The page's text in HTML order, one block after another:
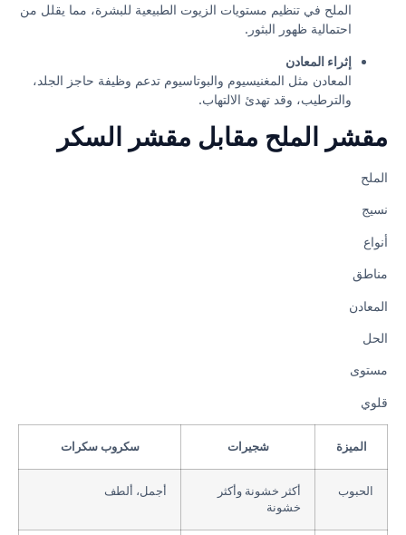
الملح في تنظيم مستويات الزيوت الطبيعية للبشرة، مما يقلل من
احتمالية ظهور البثور.
إثراء المعادن
المعادن مثل المغنيسيوم والبوتاسيوم تدعم وظيفة حاجز الجلد،
والترطيب، وقد تهدئ الالتهاب.
مقشر الملح مقابل مقشر السكر
الملح
نسيج
أنواع
مناطق
المعادن
الحل
مستوى
قلوي
الميزة شجيرات سكروب سكرات
الحبوب
أكثر خشونة وأكثر
خشونة
أجمل، ألطف